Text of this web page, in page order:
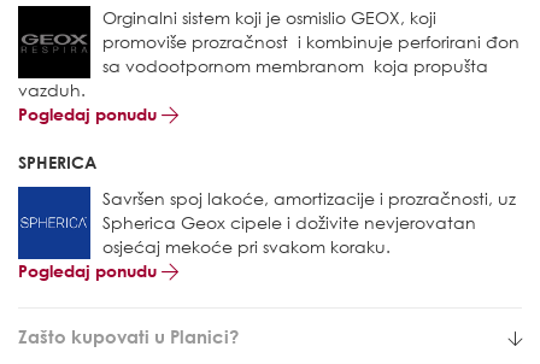
Orginalni sistem koji je osmislio GEOX, koji
promoviše prozračnost i kombinuje perforirani đon
sa vodootpornom membranom koja propušta
vazduh.
Pogledaj ponudu
SPHERICA
Savršen spoj lakoće, amortizacije i prozračnosti, uz
Spherica Geox cipele i doživite nevjerovatan
osjećaj mekoće pri svakom koraku.
Pogledaj ponudu
Zašto kupovati u Planici?